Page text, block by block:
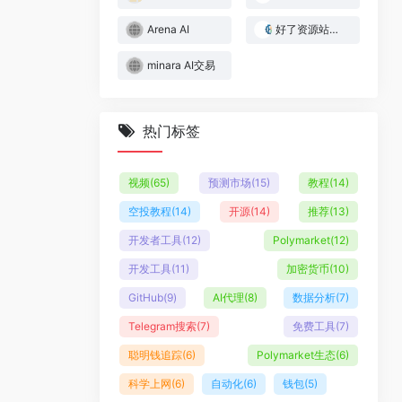
Arena AI 好了资源站｜Web3与AI实战资源库
minara AI交易
热门标签
视频(65) 预测市场(15) 教程(14)
空投教程(14) 开源(14) 推荐(13)
开发者工具(12) Polymarket(12)
开发工具(11) 加密货币(10)
GitHub(9) AI代理(8) 数据分析(7)
Telegram搜索(7) 免费工具(7)
聪明钱追踪(6) Polymarket生态(6)
科学上网(6) 自动化(6) 钱包(5)